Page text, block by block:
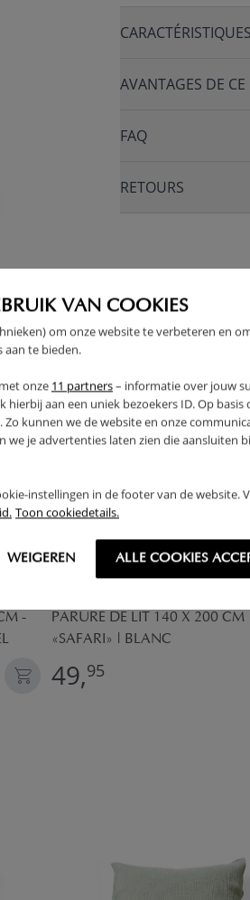
VAN COOKIES
om onze website te verbeteren en
aan te bieden.
onze 11 partners– informatie over jouw
aan een uniek bezoekers ID. Op basis
kunnen we de website en onze
je advertenties laten zien die aansluiten
instellingen in de footer van de website.
Toon cookiedetails.
WEIGEREN ALLE COOKIES
CARACTÉRISTIQUES
AVANTAGES DE
FAQ
RETOURS
-
PARURE DE LIT 140 X 200 CM
«SAFARI» | BLANC
49,95